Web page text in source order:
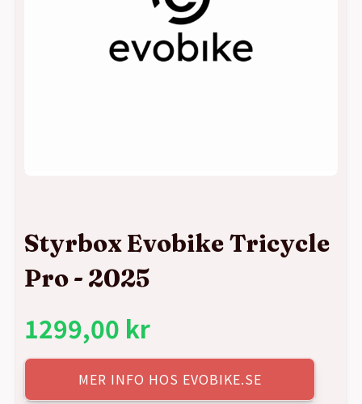
Styrbox Evobike Tricycle
Pro - 2025
1299,00 kr
MER INFO HOS EVOBIKE.SE